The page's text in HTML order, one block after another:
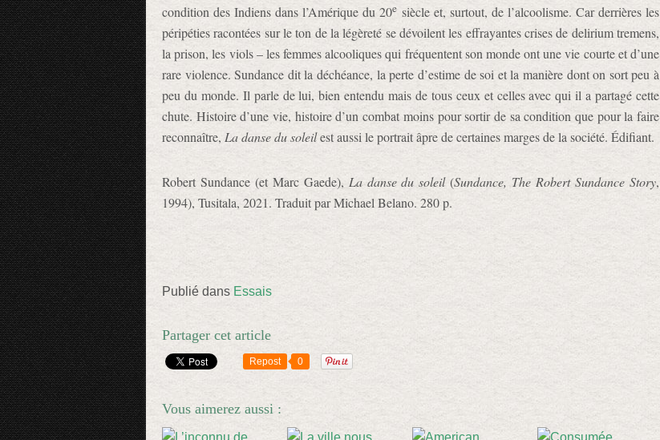
condition des Indiens dans l’Amérique du 20e siècle et, surtout, de l’alcoolisme. Car derrières les
péripéties racontées sur le ton de la légèreté se dévoilent les effrayantes crises de delirium tremens,
la prison, les viols – les femmes alcooliques qui fréquentent son monde ont une vie courte et d’une
rare violence. Sundance dit la déchéance, la perte d’estime de soi et la manière dont on sort peu à
peu du monde. Il parle de lui, bien entendu mais de tous ceux et celles avec qui il a partagé cette
chute. Histoire d’une vie, histoire d’un combat moins pour sortir de sa condition que pour la faire
reconnaître, La danse du soleilest aussi le portrait âpre de certaines marges de la société. Édifiant.
Robert Sundance (et Marc Gaede), La danse du soleil(Sundance, The Robert Sundance Story,
1994), Tusitala, 2021. Traduit par Michael Belano. 280 p.
Publié dans Essais
Partager cet article
Repost 0
Vous aimerez aussi :